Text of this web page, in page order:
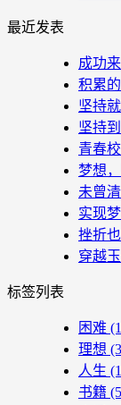
最近发表
成功
积累
坚持
坚持
青春
梦想
未曾
实现
挫折
穿越
标签列表
困难
理想
人生
书籍